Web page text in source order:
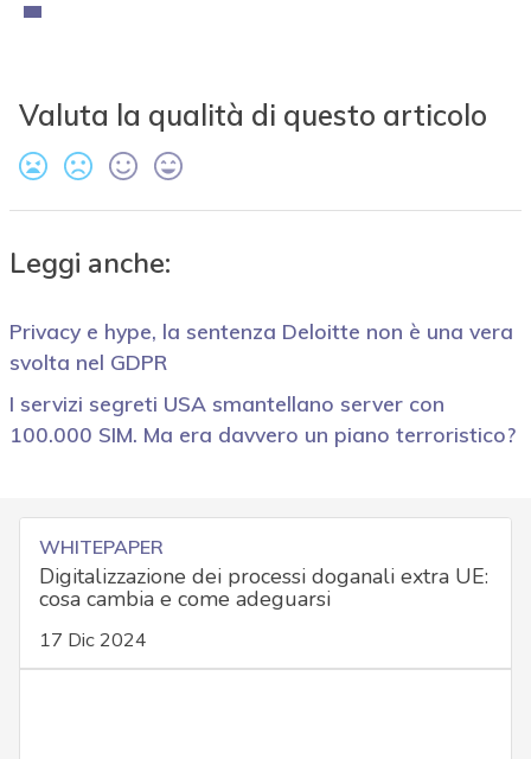
Valuta la qualità di questo articolo
Leggi anche:
Privacy e hype, la sentenza Deloitte non è una vera
svolta nel GDPR
I servizi segreti USA smantellano server con
100.000 SIM. Ma era davvero un piano terroristico?
WHITEPAPER
Digitalizzazione dei processi doganali extra UE:
cosa cambia e come adeguarsi
17 Dic 2024